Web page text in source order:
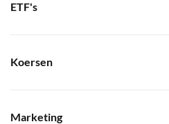
ETF's
Koersen
Marketing